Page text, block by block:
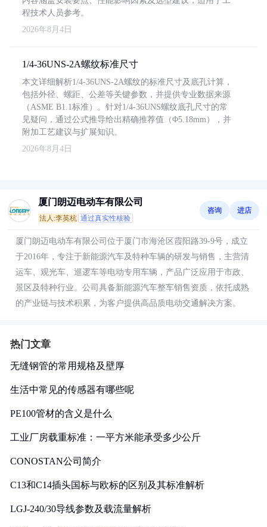
程技术人员参考。
2026年8月4日
1/4-36UNS-2A螺纹标准尺寸
本文详细解析1/4-36UNS-2A螺纹的标准尺寸及底孔计算，
包括外径、螺距、公差等关键参数，并提供专业数据来源
（ASME B1.1标准）。针对1/4-36UNS螺纹底孔尺寸的常
见疑问，通过公式推导给出精确推荐值（Φ5.18mm），并
附加工艺建议与扩展知识。
2026年8月4日
厦门朗迈电动车有限公司
法人:李英杭 通过真实性核验
咨询 进店
厦门朗迈电动车有限公司位于厦门市海沧区霞阳路39-9号，成立
于2016年，专注于新能源汽车及特种车辆的研发与销售，主营清
运车、观光车、巡逻车等电动专用车辆，产品广泛应用于市政、
景区及特种行业。公司具备新能源汽车整车销售资质，依托成熟
的产业链与技术积累，为客户提供高品质电动交通解决方案。
热门文章
无缝钢管的常用规格及壁厚
生活中常见的传感器有哪些呢
PE100管材的含义是什么
工业厂房载重标准：一平方米能承受多少公斤
CONOSTAN公司简介
C13和C14插头国标与欧标的区别及其标准解析
LGJ-240/30导线参数及载流量解析